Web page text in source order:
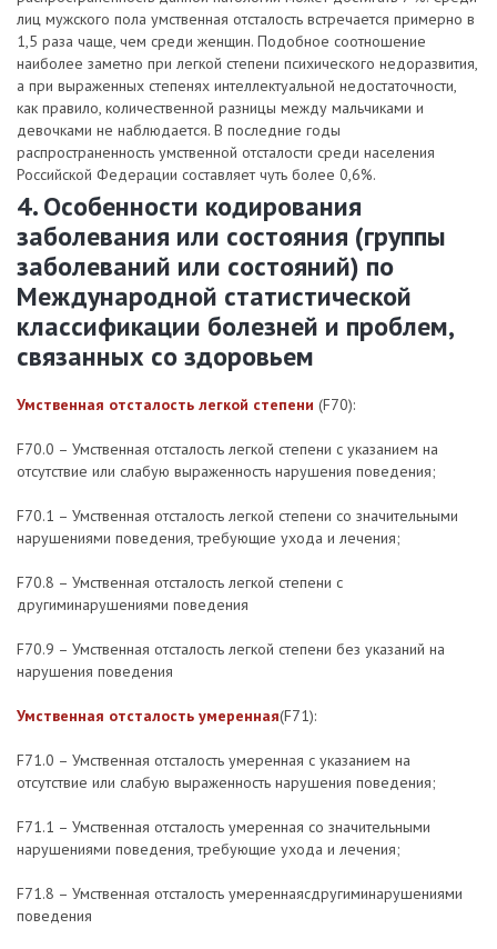
лиц мужского пола умственная отсталость встречается примерно в
1,5 раза чаще, чем среди женщин. Подобное соотношение
наиболее заметно при легкой степени психического недоразвития,
а при выраженных степенях интеллектуальной недостаточности,
как правило, количественной разницы между мальчиками и
девочками не наблюдается. В последние годы
распространенность умственной отсталости среди населения
Российской Федерации составляет чуть более 0,6%.
4. Особенности кодирования
заболевания или состояния (группы
заболеваний или состояний) по
Международной статистической
классификации болезней и проблем,
связанных со здоровьем
Умственная отсталость легкой степени (F70):
F70.0 – Умственная отсталость легкой степени с указанием на
отсутствие или слабую выраженность нарушения поведения;
F70.1 – Умственная отсталость легкой степени со значительными
нарушениями поведения, требующие ухода и лечения;
F70.8 – Умственная отсталость легкой степени с
другиминарушениями поведения
F70.9 – Умственная отсталость легкой степени без указаний на
нарушения поведения
Умственная отсталость умеренная(F71):
F71.0 – Умственная отсталость умеренная с указанием на
отсутствие или слабую выраженность нарушения поведения;
F71.1 – Умственная отсталость умеренная со значительными
нарушениями поведения, требующие ухода и лечения;
F71.8 – Умственная отсталость умереннаясдругиминарушениями
поведения